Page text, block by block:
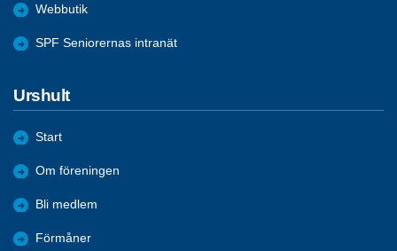
Webbutik
SPF Seniorernas intranät
Urshult
Start
Om föreningen
Bli medlem
Förmåner